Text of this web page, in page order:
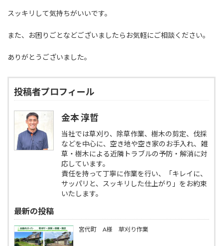
スッキリして気持ちがいいです。
また、お困りごとなどございましたらお気軽にご相談ください。
ありがとうございました。
投稿者プロフィール
金本 淳哲
当社では草刈り、除草作業、樹木の剪定、伐採
などを中心に、空き地や空き家のお手入れ、雑
草・樹木による近隣トラブルの予防・解消に対
応しています。
責任を持って丁寧に作業を行い、「キレイに、
サッパリと、スッキリした仕上がり」をお約束
いたします。
最新の投稿
宮代町 A様 草刈り作業